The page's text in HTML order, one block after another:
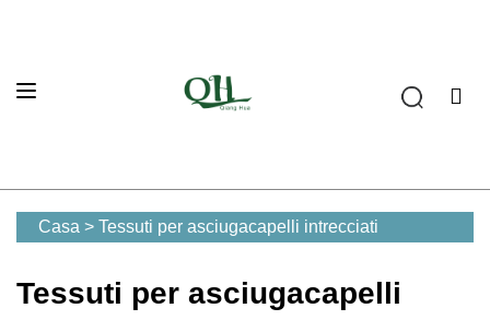
Casa > Tessuti per asciugacapelli intrecciati
Tessuti per asciugacapelli